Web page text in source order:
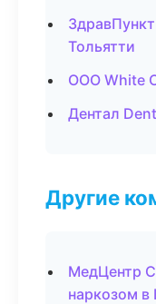
Тольятти
ООО White
Дентал
Другие
МедЦентр
наркозом в